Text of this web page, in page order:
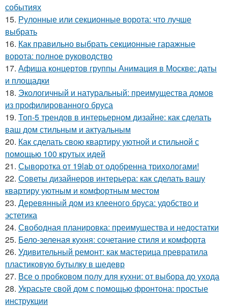
событиях
15. Рулонные или секционные ворота: что лучше
выбрать
16. Как правильно выбрать секционные гаражные
ворота: полное руководство
17. Афиша концертов группы Анимация в Москве: даты
и площадки
18. Экологичный и натуральный: преимущества домов
из профилированного бруса
19. Топ-5 трендов в интерьерном дизайне: как сделать
ваш дом стильным и актуальным
20. Как сделать свою квартиру уютной и стильной с
помощью 100 крутых идей
21. Сыворотка от 19lab от одобренна трихологами!
22. Советы дизайнеров интерьера: как сделать вашу
квартиру уютным и комфортным местом
23. Деревянный дом из клееного бруса: удобство и
эстетика
24. Свободная планировка: преимущества и недостатки
25. Бело-зеленая кухня: сочетание стиля и комфорта
26. Удивительный ремонт: как мастерица превратила
пластиковую бутылку в шедевр
27. Все о пробковом полу для кухни: от выбора до ухода
28. Украсьте свой дом с помощью фронтона: простые
инструкции